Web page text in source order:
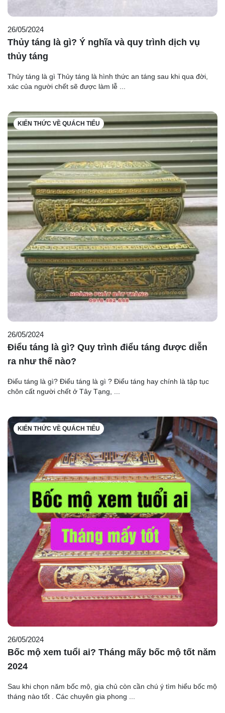
26/05/2024
Thủy táng là gì? Ý nghĩa và quy trình dịch vụ
thủy táng
Thủy táng là gì Thủy táng là hình thức an táng sau khi qua đời,
xác của người chết sẽ được làm lễ ...
KIẾN THỨC VỀ QUÁCH TIỂU
26/05/2024
Điểu táng là gì? Quy trình điểu táng được diễn
ra như thế nào?
Điểu táng là gì? Điểu táng là gì ? Điểu táng hay chính là tập tục
chôn cất người chết ở Tây Tạng, ...
KIẾN THỨC VỀ QUÁCH TIỂU
26/05/2024
Bốc mộ xem tuổi ai? Tháng mấy bốc mộ tốt năm
2024
Sau khi chọn năm bốc mộ, gia chủ còn cần chú ý tìm hiểu bốc mộ
tháng nào tốt . Các chuyên gia phong ...